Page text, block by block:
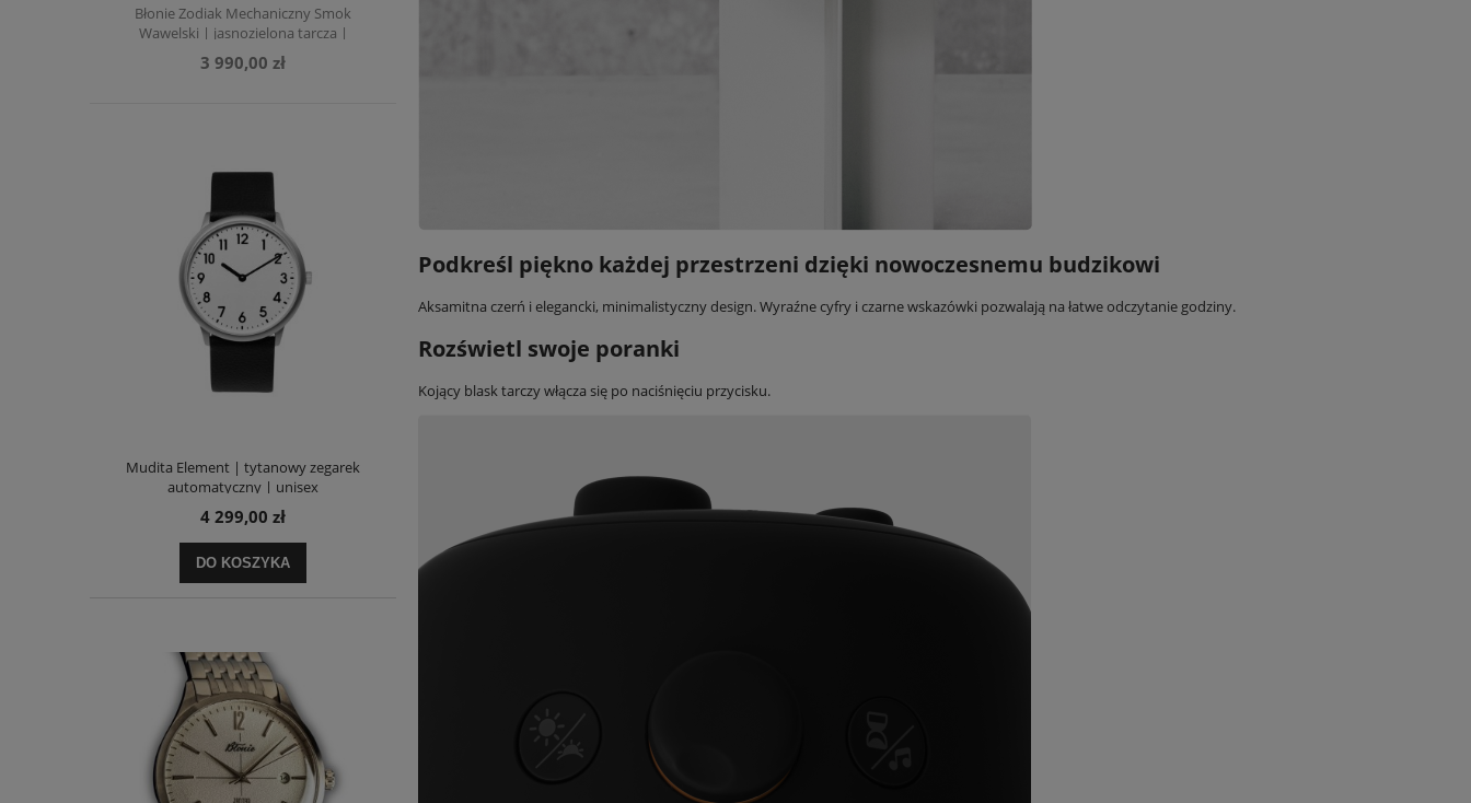
Błonie Zodiak Mechaniczny Smok
Wawelski | jasnozielona tarcza |
ciemnozielony pasek
3 990,00 zł
Mudita Element | tytanowy zegarek
automatyczny | unisex
4 299,00 zł
DO KOSZYKA
Podkreśl piękno każdej przestrzeni dzięki nowoczesnemu budzikowi
Aksamitna czerń i elegancki, minimalistyczny design. Wyraźne cyfry i czarne wskazówki pozwalają na łatwe odczytanie godziny.
Rozświetl swoje poranki
Kojący blask tarczy włącza się po naciśnięciu przycisku.